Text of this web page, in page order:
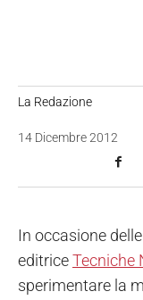
La Redazione
14 Dicembre 2012
In occasione
editriceTecniche
sperimentare la